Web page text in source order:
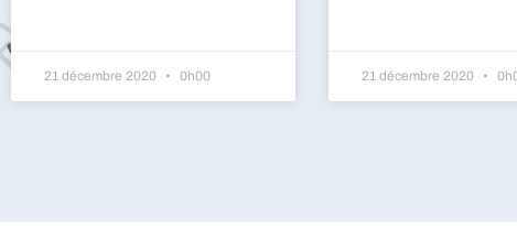
21 décembre 2020 0h00 21 décembre 2020